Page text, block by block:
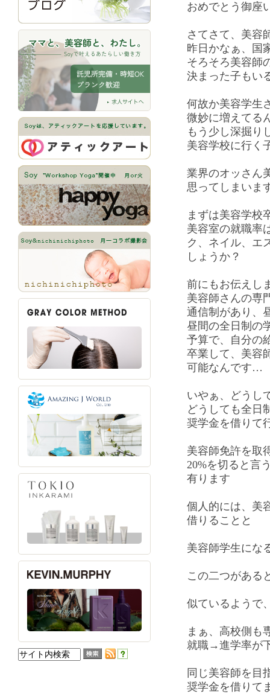
おめでとう御座
さてさて、美容
昨日かなぁ、国
そろそろ美容師
決まった子もい
何故か美容学生
微妙に増えてる
もう少し深掘り
美容学校に行く
業界のオッさん
思ってしまいま
まずは美容学校
美容室の就職率
ク、ネイル、エ
しょうか？
前にもお伝えし
美容師さんの専
通信制があり、
昼間の全日制の
予算で、自分の
卒業して、美容
可能なんです…
いやぁ、どうし
どうしても全日
奨学金を借りて
美容師免許を取
20%を切ると言
有ります
個人的には、美
借りることと
美容師学生にな
この二つがある
似ているようで
まぁ、高校側も
就職→進学率が
同じ美容師を目
奨学金を借りて